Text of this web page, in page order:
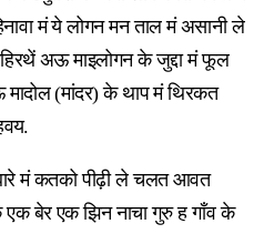
मं ये लोगन मन ताल मं असानी ले
अऊ माइलोगन के जुद्दा मं फूल
(मांदर) के थाप मं थिरकत
हवय.
मं कतको पीढ़ी ले चलत आवत
बेर एक झिन नाचा गुरु ह गाँव के